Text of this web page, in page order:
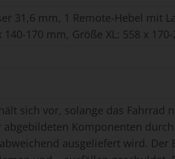
31,6 mm, 1 Remote-Hebel mit
170 mm, Größe XL: 558 x
sich vor, solange das Fahrrad
Komponenten
ausgeliefert wird. Der